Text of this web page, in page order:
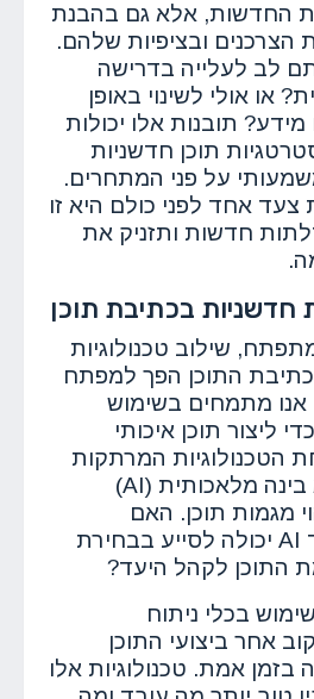
החדשות, אלא גם בהבנת
הצרכנים ובציפיות שלהם.
לב לעלייה בדרישה
או אולי לשינוי באופן
תובנות אלו יכולות
תוכן חדשניות
על פני המתחרים.
צעד אחד לפני כולם היא זו
חדשות ותזניק את
חדשניות בכתיבת תוכן
שילוב טכנולוגיות
התוכן הפך למפתח
מתמחים בשימוש
ליצור תוכן איכותי
הטכנולוגיות המרתקות
שאנו משלבים היא בינה מלאכותית (AI)
מגמות תוכן. האם
חשבתם פעם כיצד AI יכולה לסייע בבחירת
התוכן לקהל היעד?
בכלי ניתוח
אחר ביצועי התוכן
בזמן אמת. טכנולוגיות אלו